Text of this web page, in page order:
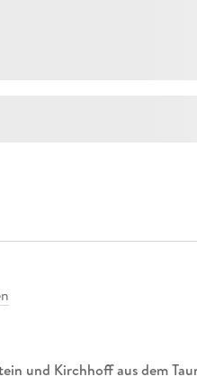
und Kirchhoff aus dem